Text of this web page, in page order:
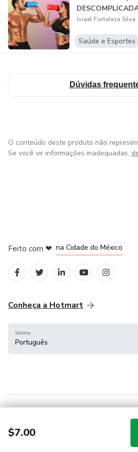
-AB
-ABC 1
-ABC 2
Israel Fortaleza Silva
Saúde e Esportes
Dúvidas
$7.00
O conteúdo deste produto não
Se você vir informações inadequadas,
Feito com ❤ na Cidade do México
Conheça a Hotmart
Idioma
Português
Hotmart — 2011-2026 © Todos os